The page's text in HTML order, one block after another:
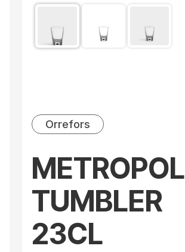
Orrefors
METROPOL
TUMBLER
23CL